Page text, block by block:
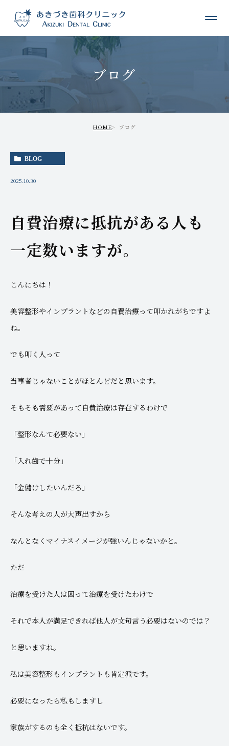
ブログ
HOME ブログ
BLOG
2025.10.30
自費治療に抵抗がある人も
一定数いますが。
こんにちは！
美容整形やインプラントなどの自費治療って叩かれがちですよ
ね。
でも叩く人って
当事者じゃないことがほとんどだと思います。
そもそも需要があって自費治療は存在するわけで
「整形なんて必要ない」
「入れ歯で十分」
「金儲けしたいんだろ」
そんな考えの人が大声出すから
なんとなくマイナスイメージが強いんじゃないかと。
ただ
治療を受けた人は困って治療を受けたわけで
それで本人が満足できれば他人が文句言う必要はないのでは？
と思いますね。
私は美容整形もインプラントも肯定派です。
必要になったら私もしますし
家族がするのも全く抵抗はないです。